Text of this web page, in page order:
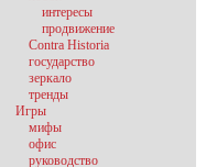
интересы
продвижение
Contra Historia
государство
зеркало
тренды
Игры
мифы
офис
руководство